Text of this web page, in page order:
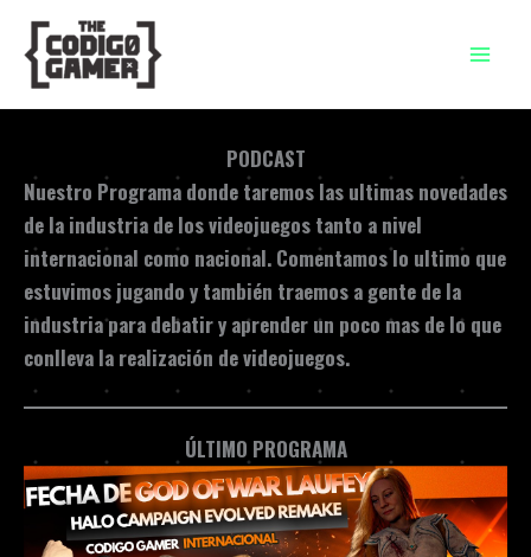
contenido
PODCAST
Nuestro Programa donde taremos las ultimas novedades
de la industria de los videojuegos tanto a nivel
internacional como nacional. Comentamos lo ultimo que
estuvimos jugando y también traemos a gente de la
industria para debatir y aprender un poco mas de lo que
conlleva la realización de videojuegos.
ÚLTIMO PROGRAMA